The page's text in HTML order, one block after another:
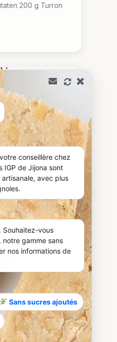
200 g Turron
ein Rezept
köstlich, es ist
auf Ihrer
präsentiert
köstliches Rezept
conseillère chez
IGP de Jijona sont
avec plus
Souhaitez-vous
notre gamme sans
nos informations de
Sans sucres ajoutés